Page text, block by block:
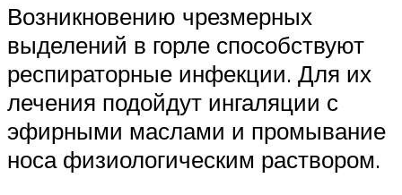
Возникновению чрезмерных
выделений в горле способствуют
респираторные инфекции. Для их
лечения подойдут ингаляции с
эфирными маслами и промывание
носа физиологическим раствором.